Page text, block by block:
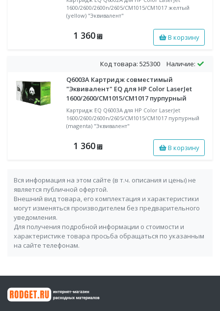
1600/2600/2600n/2605/CM1015/CM1017 желтый
(yellow) "Эквивалент"
1 360 ⃏ В корзину
Код товара: 525300
Наличие:
Q6003A Картридж совместимый
"Эквивалент" EQ для HP Color LaserJet
1600/2600/CM1015/CM1017 пурпурный
Картридж EQ Q6003A для HP Color LaserJet
1600/2600/2600n/2605/CM1015/CM1017 пурпурный
(magenta) "Эквивалент"
1 360 ⃏ В корзину
Вся информация на этом сайте (в т.ч. описания и цены) не
является публичной офертой.
Внешний вид товара, его комплектация и характеристики
могут изменяться производителем без предварительного
уведомления.
Для получения подробной информации о стоимости и
характеристике товара просьба обращаться по указанным
на сайте телефонам.